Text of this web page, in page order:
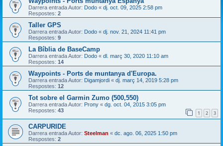
Darrera entrada Autor: Dodo « dj. oct. 09, 2025 2:58 pm
Respostes: 2
Taller GPS
Darrera entrada Autor: Dodo « dj. nov. 21, 2024 11:41 pm
Respostes: 9
La Bíblia de BaseCamp
Darrera entrada Autor: Dodo « dl. març 30, 2020 11:10 am
Respostes: 14
Waypoints - Ports de muntanya d'Europa.
Darrera entrada Autor: Digamjordi « dj. març 14, 2019 5:28 pm
Respostes: 12
Tot sobre el Garmin Zumo (500,550)
Darrera entrada Autor: Prony « dg. oct. 04, 2015 3:05 pm
Respostes: 43 1 2 3
CARPURIDE
Darrera entrada Autor: Steelman « dc. ago. 06, 2025 1:50 pm
Respostes: 2